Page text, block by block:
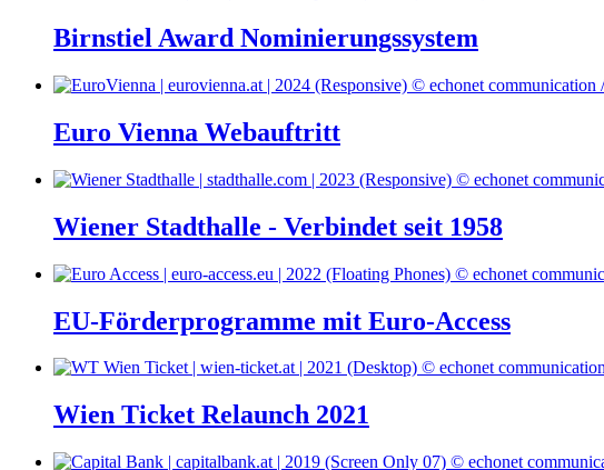
Birnstiel Award Nominierungssystem
Euro Vienna Webauftritt
Wiener Stadthalle - Verbindet seit 1958
EU-Förderprogramme mit Euro-Access
Wien Ticket Relaunch 2021